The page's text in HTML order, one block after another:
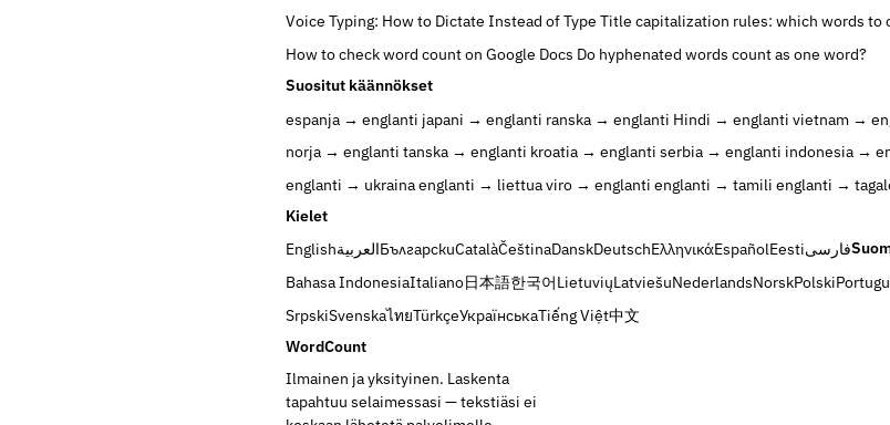
Voice Typing: How to Dictate Instead of Type Title capitalization rules: which words to
How to check word count on Google Docs Do hyphenated words count as one word?
Suositut käännökset
espanja → englanti japani → englanti ranska → englanti Hindi → englanti vietnam →
norja → englanti tanska → englanti kroatia → englanti serbia → englanti indonesia →
englanti → ukrainaenglanti → liettuaviro → englanti englanti → tamili englanti →
Kielet
EnglishالعربيةБългарскиCatalàČeštinaDanskDeutschΕλληνικάEspañolEestiفارسی
Bahasa IndonesiaItaliano日本語한국어LietuviųLatviešuNederlandsNorskPolski
SrpskiSvenskaไทยTürkçeУкраїнськаTiếng Việt中文
WordCount
Ilmainen ja yksityinen. Laskenta
tapahtuu selaimessasi — tekstiäsi ei